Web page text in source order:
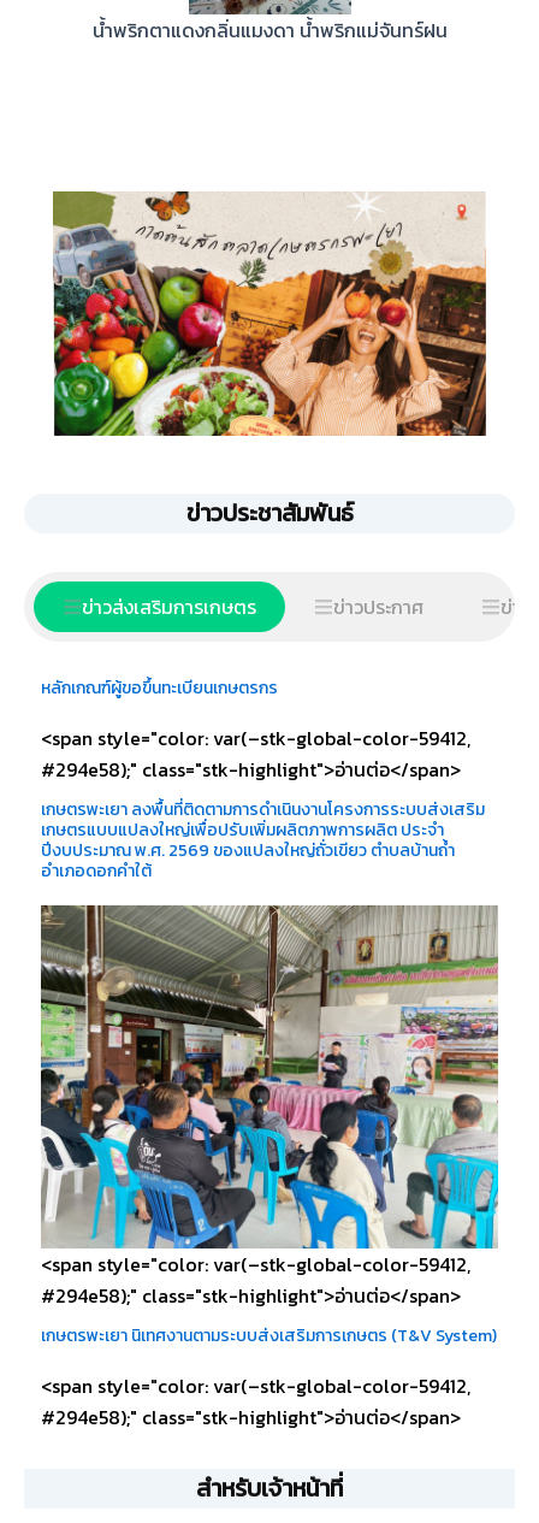
น้ำพริกตาแดงกลิ่นแมงดา น้ำพริกแม่จันทร์ฝน
ข่าวประชาสัมพันธ์
ข่าวส่งเสริมการเกษตร ข่าวประกาศ ข่า
หลักเกณฑ์ผู้ขอขึ้นทะเบียนเกษตรกร
<span style="color: var(–stk-global-color-59412,
#294e58);" class="stk-highlight">อ่านต่อ</span>
เกษตรพะเยา ลงพื้นที่ติดตามการดำเนินงานโครงการระบบส่งเสริม
เกษตรแบบแปลงใหญ่เพื่อปรับเพิ่มผลิตภาพการผลิต ประจำ
ปีงบประมาณ พ.ศ. 2569 ของแปลงใหญ่ถั่วเขียว ตำบลบ้านถ้ำ
อำเภอดอกคำใต้
<span style="color: var(–stk-global-color-59412,
#294e58);" class="stk-highlight">อ่านต่อ</span>
เกษตรพะเยา นิเทศงานตามระบบส่งเสริมการเกษตร (T&V System)
<span style="color: var(–stk-global-color-59412,
#294e58);" class="stk-highlight">อ่านต่อ</span>
สำหรับเจ้าหน้าที่